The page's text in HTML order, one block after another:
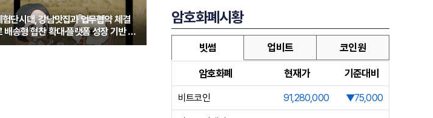
험단시대, 강남맛집과 업무협약 체결
배송형 협찬 확대·플랫폼 성장 기반 강
암호화폐시황
빗썸 업비트 코인원
암호화폐 현재가 기준대비
비트코인 91,280,000 ▼75,000